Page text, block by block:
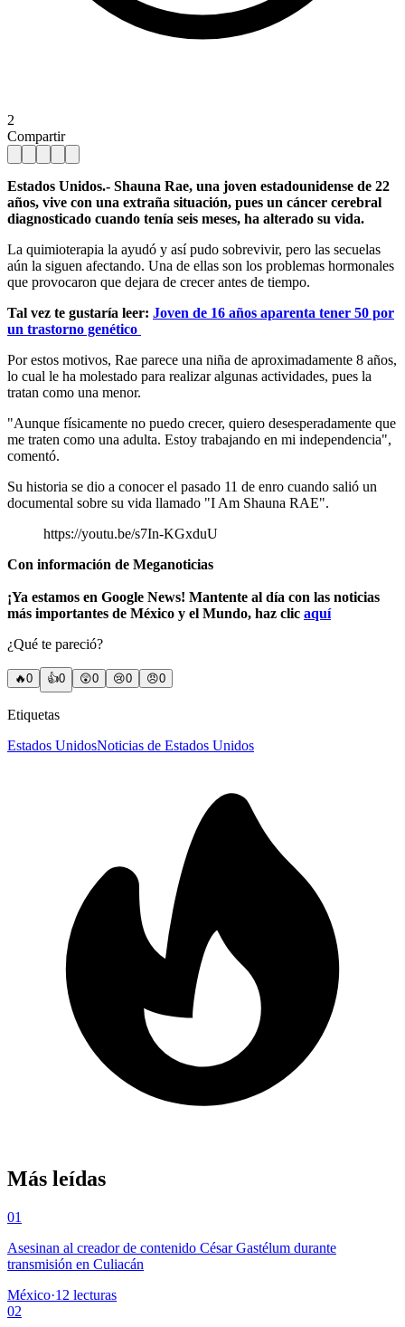
2
Compartir
Estados Unidos.- Shauna Rae, una joven estadounidense de 22
años, vive con una extraña situación, pues un cáncer cerebral
diagnosticado cuando tenía seis meses, ha alterado su vida.
La quimioterapia la ayudó y así pudo sobrevivir, pero las secuelas
aún la siguen afectando. Una de ellas son los problemas hormonales
que provocaron que dejara de crecer antes de tiempo.
Tal vez te gustaría leer: Joven de 16 años aparenta tener 50 por
un trastorno genético
Por estos motivos, Rae parece una niña de aproximadamente 8 años,
lo cual le ha molestado para realizar algunas actividades, pues la
tratan como una menor.
"Aunque físicamente no puedo crecer, quiero desesperadamente que
me traten como una adulta. Estoy trabajando en mi independencia",
comentó.
Su historia se dio a conocer el pasado 11 de enro cuando salió un
documental sobre su vida llamado "I Am Shauna RAE".
https://youtu.be/s7In-KGxduU
Con información de Meganoticias
¡Ya estamos en Google News! Mantente al día con las noticias
más importantes de México y el Mundo, haz clic aquí
¿Qué te pareció?
🔥0 👍0 😲0 😢0 😠0
Etiquetas
Estados UnidosNoticias de Estados Unidos
Más leídas
01
Asesinan al creador de contenido César Gastélum durante
transmisión en Culiacán
México·12 lecturas
02